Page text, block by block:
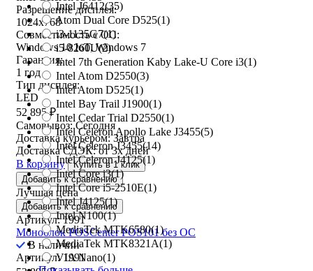
Intel J6412(35)
Atom Dual Core D525(1)
i3-1135G7(1)
i5-8260U(2)
Intel 7th Generation Kaby Lake-U Core i3(1)
Intel Atom D2550(3)
Intel Atom D525(1)
Intel Bay Trail J1900(1)
Intel Cedar Trial D2550(1)
Intel Celeron Apollo Lake J3455(5)
Intel Celeron J3455(14)
Intel Celeron J4125(1)
Intel Core i3(1)
Intel Core i5-2510E(1)
Intel J4125(1)
Intel N100(1)
MediaTek MTK6580(1)
MediaTek MTK8321A(1)
VIA Nano(1)
Разрешение дисплея:
1024x768
Совместимость с ОС:
Windows 10 IoT, Windows 7
Гарантия:
1 год
Тип дисплея:
LED
52 895₽
Самовывоз:Сегодня
Доставка курьером:Завтра
Доставка СДЭК:от 3х дней
В корзину
Купить в 1 клик
Добавить к сравнению
Лучшая цена
Добавить к сравнению
Артикул: 1991
Моноблок POSCenter POS101 без ОС
В наличии
Артикул: 1991